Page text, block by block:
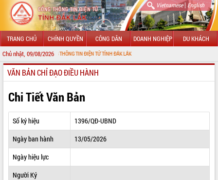
Vietnamese| English
TRANG CHỦ CHÍNH QUYỀN CÔNG DÂN DOANH NGHIỆP DU KHÁCH
Chủ nhật, 09/08/2026
VỚI CỔNG THÔNG TIN ĐIỆN TỬ TỈNH ĐẮK LẮK
GIỚI THIỆU
LÃNH ĐẠO UBND TỈNH
TIN TỨC SỰ KIỆN
SỞ, BAN, NGÀNH
THÔNG TIN CHỈ ĐẠO ĐIỀU HÀNH
VĂN BẢN CHỈ ĐẠO ĐIỀU HÀNH
Chi Tiết Văn Bản
Số ký hiệu
1396/QĐ-UBND
Ngày ban hành
13/05/2026
Ngày hiệu lực
Người Ký